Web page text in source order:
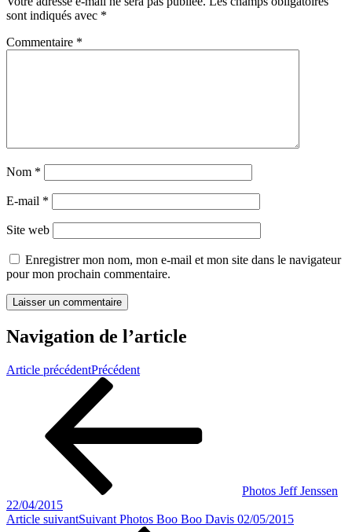
sont indiqués avec *
Commentaire *
Nom *
E-mail *
Site web
Enregistrer mon nom, mon e-mail et mon site dans le navigateur
pour mon prochain commentaire.
Navigation de l’article
Article précédentPrécédent
Photos Jeff Jenssen
22/04/2015
Article suivantSuivant Photos Boo Boo Davis 02/05/2015